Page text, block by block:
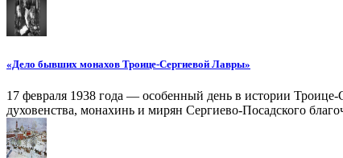
«Дело бывших монахов Троице-Сергиевой Лавры»
17 февраля 1938 года — особенный день в истории Троице-
духовенства, монахинь и мирян Сергиево-Посадского